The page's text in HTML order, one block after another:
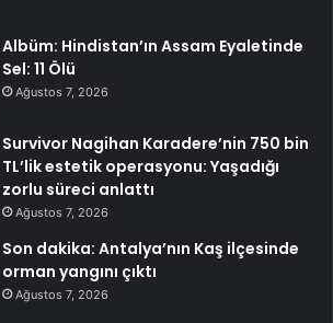
Albüm: Hindistan’ın Assam Eyaletinde
Sel: 11 Ölü
Ağustos 7, 2026
Survivor Nagihan Karadere’nin 750 bin
TL’lik estetik operasyonu: Yaşadığı
zorlu süreci anlattı
Ağustos 7, 2026
Son dakika: Antalya’nın Kaş ilçesinde
orman yangını çıktı
Ağustos 7, 2026